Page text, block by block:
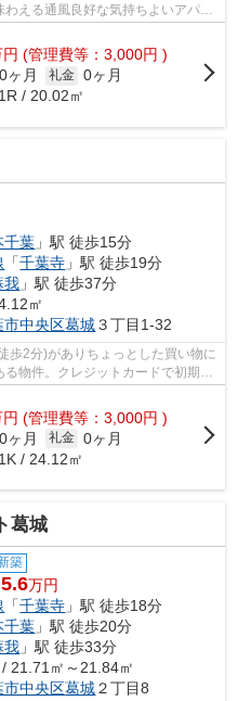
える通風良好な気持ちよいアパー
円 (管理費等：3,000円 )
0ヶ月 礼金 0ヶ月
/ 20.02㎡
千葉 」駅 徒歩15分
「千葉寺 」駅 徒歩19分
我 」駅 徒歩37分
㎡
市中央区葛城３丁目1-32
歩2分)がありちょっとした買い物に
物件。クレジットカードで初期費
円 (管理費等：3,000円 )
0ヶ月 礼金 0ヶ月
/ 24.12㎡
葛城
築
5.6万円
「千葉寺 」駅 徒歩18分
千葉 」駅 徒歩20分
我 」駅 徒歩33分
21.71㎡～21.84㎡
市中央区葛城２丁目8